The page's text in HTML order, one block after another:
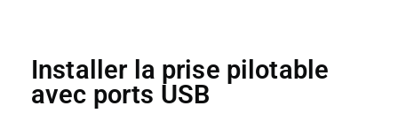
Installer la prise pilotable
avec ports USB